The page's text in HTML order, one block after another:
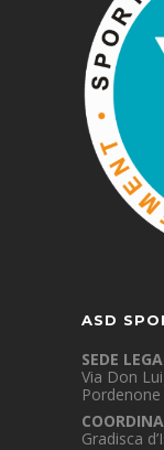
ASD
SEDE
Via Don
Pordenone
Gradisca